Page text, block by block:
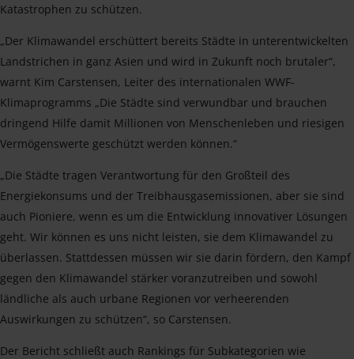
Katastrophen zu schützen.
„Der Klimawandel erschüttert bereits Städte in unterentwickelten
Landstrichen in ganz Asien und wird in Zukunft noch brutaler“,
warnt Kim Carstensen, Leiter des internationalen WWF-
Klimaprogramms „Die Städte sind verwundbar und brauchen
dringend Hilfe damit Millionen von Menschenleben und riesigen
Vermögenswerte geschützt werden können.“
„Die Städte tragen Verantwortung für den Großteil des
Energiekonsums und der Treibhausgasemissionen, aber sie sind
auch Pioniere, wenn es um die Entwicklung innovativer Lösungen
geht. Wir können es uns nicht leisten, sie dem Klimawandel zu
überlassen. Stattdessen müssen wir sie darin fördern, den Kampf
gegen den Klimawandel stärker voranzutreiben und sowohl
ländliche als auch urbane Regionen vor verheerenden
Auswirkungen zu schützen“, so Carstensen.
Der Bericht schließt auch Rankings für Subkategorien wie